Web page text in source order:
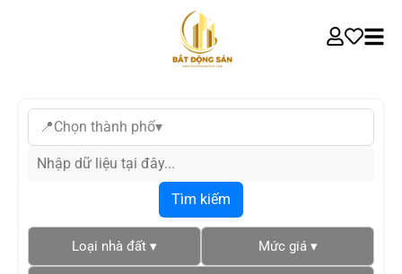
📍Chọn thành phố▾
Tìm kiếm
Loại nhà đất ▾ Mức giá ▾